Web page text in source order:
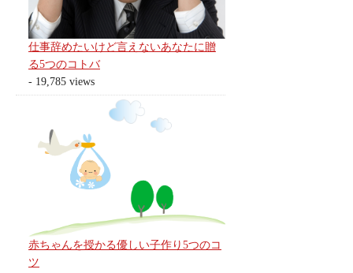
仕事辞めたいけど言えないあなたに贈
る5つのコトバ
- 19,785 views
赤ちゃんを授かる優しい子作り5つのコ
ツ